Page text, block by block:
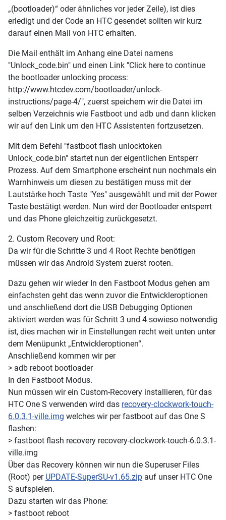
„(bootloader)“ oder ähnliches vor jeder Zeile), ist dies
erledigt und der Code an HTC gesendet sollten wir kurz
darauf einen Mail von HTC erhalten.
Die Mail enthält im Anhang eine Datei namens
"Unlock_code.bin" und einen Link "Click here to continue
the bootloader unlocking process:
http://www.htcdev.com/bootloader/unlock-
instructions/page-4/", zuerst speichern wir die Datei im
selben Verzeichnis wie Fastboot und adb und dann klicken
wir auf den Link um den HTC Assistenten fortzusetzen.
Mit dem Befehl "fastboot flash unlocktoken
Unlock_code.bin" startet nun der eigentlichen Entsperr
Prozess. Auf dem Smartphone erscheint nun nochmals ein
Warnhinweis um diesen zu bestätigen muss mit der
Lautstärke hoch Taste "Yes" ausgewählt und mit der Power
Taste bestätigt werden. Nun wird der Bootloader entsperrt
und das Phone gleichzeitig zurückgesetzt.
2. Custom Recovery und Root:
Da wir für die Schritte 3 und 4 Root Rechte benötigen
müssen wir das Android System zuerst rooten.
Dazu gehen wir wieder In den Fastboot Modus gehen am
einfachsten geht das wenn zuvor die Entwickleroptionen
und anschließend dort die USB Debugging Optionen
aktiviert werden was für Schritt 3 und 4 sowieso notwendig
ist, dies machen wir in Einstellungen recht weit unten unter
dem Menüpunkt „Entwickleroptionen“.
Anschließend kommen wir per
> adb reboot bootloader
In den Fastboot Modus.
Nun müssen wir ein Custom-Recovery installieren, für das
HTC One S verwenden wird das recovery-clockwork-touch-
6.0.3.1-ville.img welches wir per fastboot auf das One S
flashen:
> fastboot flash recovery recovery-clockwork-touch-6.0.3.1-
ville.img
Über das Recovery können wir nun die Superuser Files
(Root) per UPDATE-SuperSU-v1.65.zip auf unser HTC One
S aufspielen.
Dazu starten wir das Phone:
> fastboot reboot